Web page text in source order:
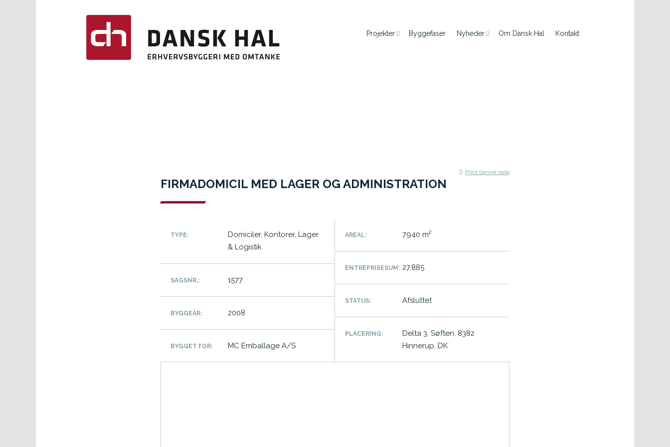
Projekter Byggefaser Nyheder Om Dansk Hal Kontakt
Print denne side
FIRMADOMICIL MED LAGER OG ADMINISTRATION
TYPE:
Domiciler, Kontorer, Lager
& Logistik
SAGSNR.: 1577
BYGGEÅR: 2008
BYGGET FOR: MC Emballage A/S
AREAL: 7940 m2
ENTREPRISESUM: 27.885
STATUS: Afsluttet
PLACERING:
Delta 3, Søften, 8382
Hinnerup, DK